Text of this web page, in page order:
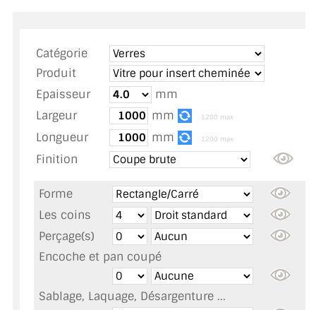
TOUS LES TARIFS AU M2
GUIDE : CHOIX PAR UTILISATION
INSPIRATIONS ET NOUVEAUTÉS
AMBIANCE LAITON BROSSÉ
MIROIR SUR MESURE
MIROIR VIEILLI
MIROIR DÉCORATIF DE COULEUR
LOTS DE MIROIRS EN MOZAÏQUE
Catégorie
Produit
Epaisseur
mm
Largeur
mm 1200 max
Longueur mm 1200 max
Finition
Forme
Les coins
Perçage(s)
Encoche et pan coupé
Sablage, Laquage, Désargenture ...